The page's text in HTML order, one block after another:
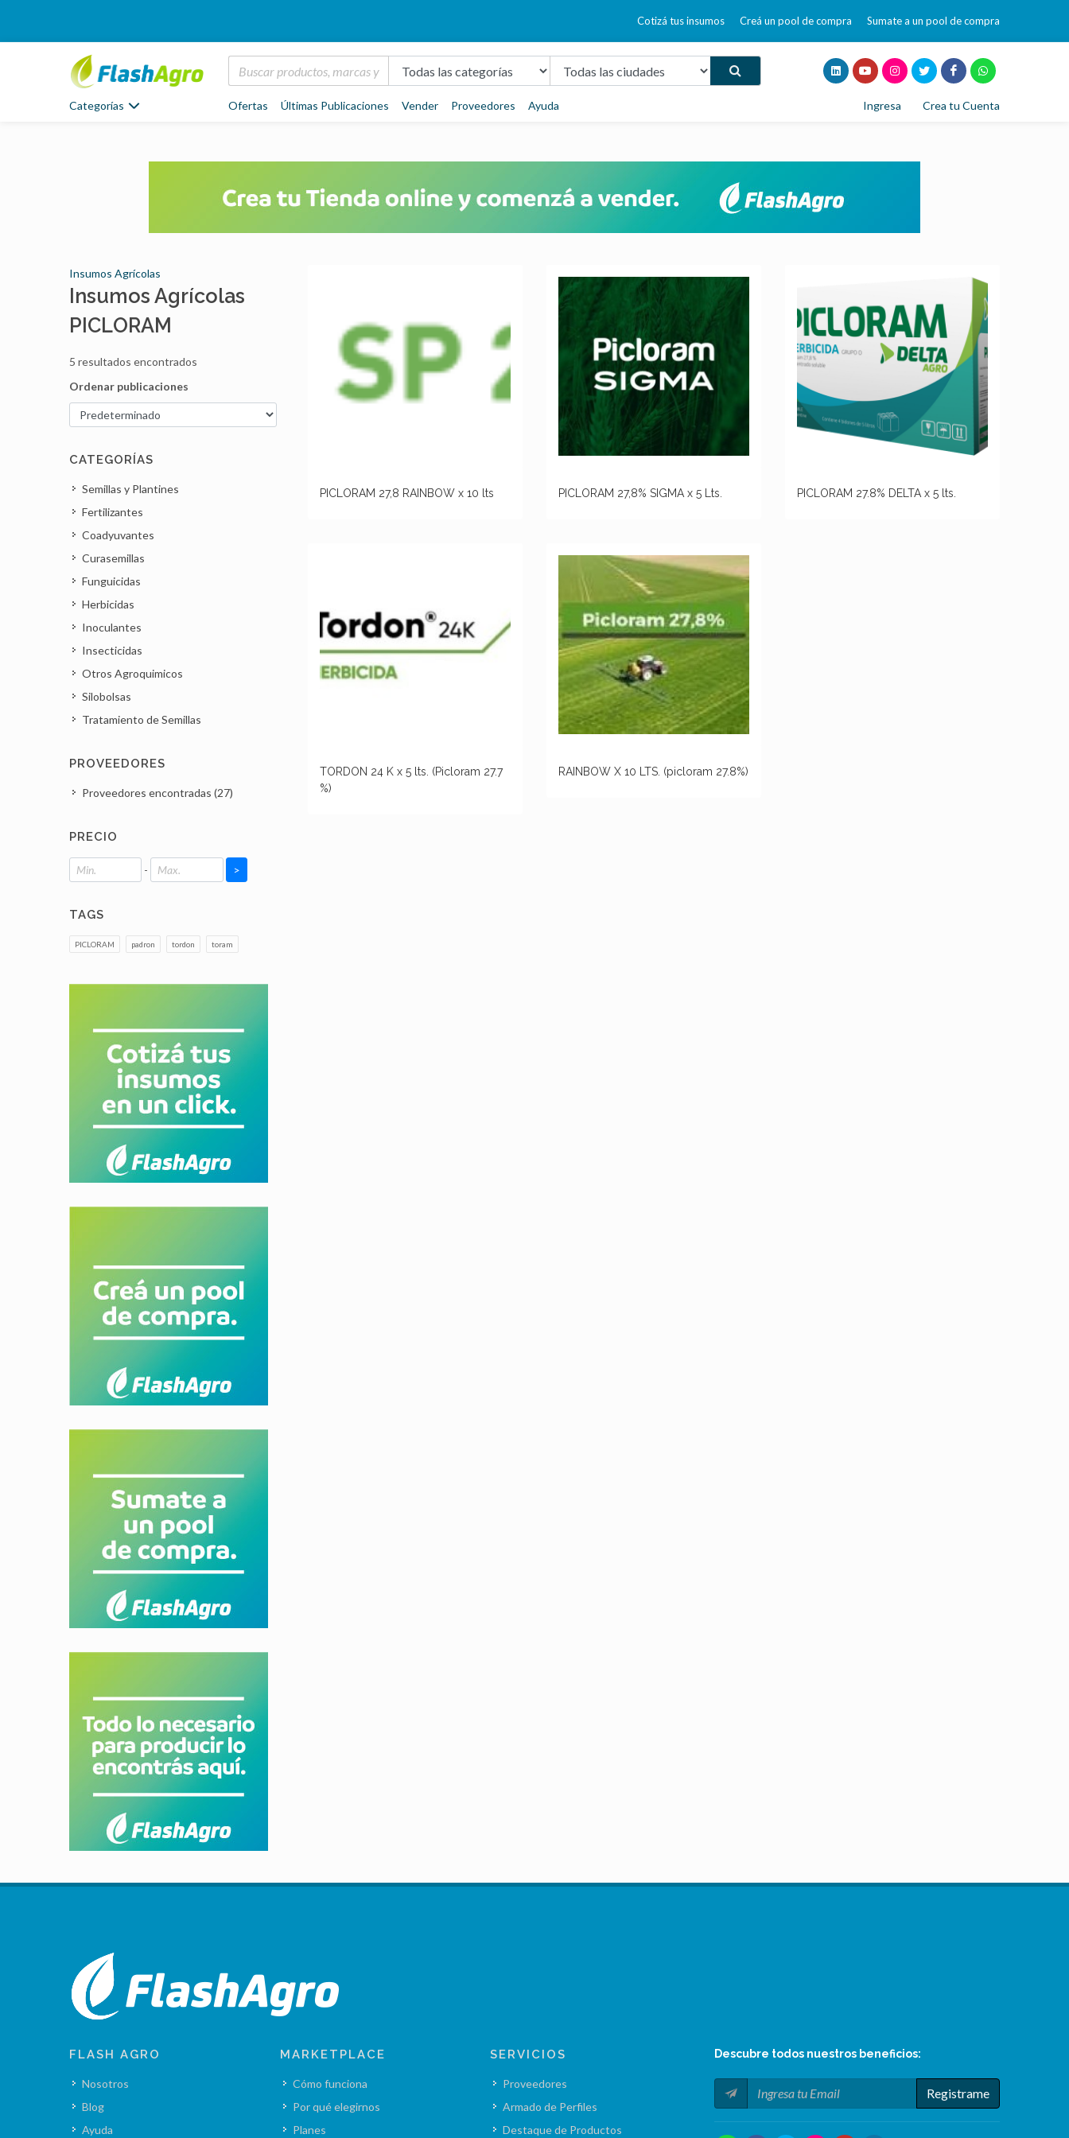
Cotizá tus insumos Creá un pool de compra Sumate a un pool de compra
Categorías Ofertas Últimas Publicaciones Vender Proveedores Ayuda Ingresa Crea tu Cuenta
PICLORAM 27,8 RAINBOW x 10 lts PICLORAM 27,8% SIGMA x 5 Lts. PICLORAM 27.8% DELTA x 5 lts.
TORDON 24 K x 5 lts. (Picloram 27.7
%)
RAINBOW X 10 LTS. (picloram 27.8%)
Insumos Agrícolas
Insumos Agrícolas
PICLORAM
5 resultados encontrados
Ordenar publicaciones
CATEGORÍAS
Semillas y Plantines
Fertilizantes
Coadyuvantes
Curasemillas
Funguicidas
Herbicidas
Inoculantes
Insecticidas
Otros Agroquimicos
Silobolsas
Tratamiento de Semillas
PROVEEDORES
Proveedores encontradas (27)
PRECIO
- >
TAGS
PICLORAM padron tordon toram
FLASH AGRO
Nosotros
Blog
Ayuda
MARKETPLACE
Cómo funciona
Por qué elegirnos
Planes
SERVICIOS
Proveedores
Armado de Perfiles
Destaque de Productos
Descubre todos nuestros beneficios:
Registrame